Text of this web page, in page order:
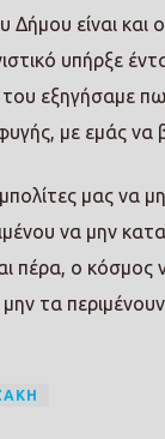
είναι και
υπήρξε
του εξηγήσαμε
με εμάς
μας να
να μην
πέρα, ο κόσμος
μην τα